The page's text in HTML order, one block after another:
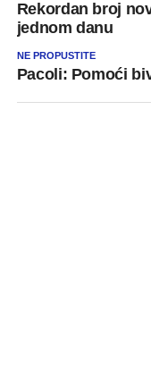
Rekordan broj
jednom danu
NE PROPUSTITE
Pacoli: Pomoći